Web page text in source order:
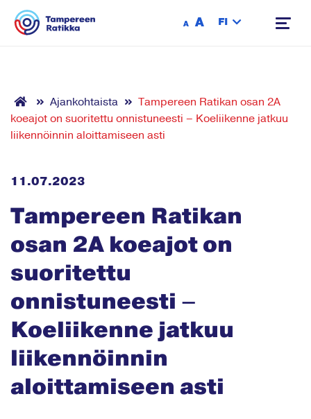
A A FI
Ajankohtaista
Tampereen Ratikan osan 2A
koeajot on suoritettu onnistuneesti – Koeliikenne jatkuu
liikennöinnin aloittamiseen asti
11.07.2023
Tampereen Ratikan
osan 2A koeajot on
suoritettu
onnistuneesti –
Koeliikenne jatkuu
liikennöinnin
aloittamiseen asti